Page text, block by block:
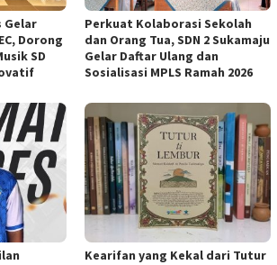
Gelar
Dorong
SD
Perkuat Kolaborasi Sekolah
dan Orang Tua, SDN 2 Sukamaju
Gelar Daftar Ulang dan
Sosialisasi MPLS Ramah 2026
Kearifan yang Kekal dari Tutur